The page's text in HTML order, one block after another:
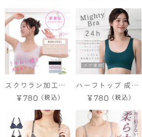
M L LL 3L 大きい
サイズ 楽ブラ らく
ブラ 楽ちん ブラ
快適 昼夜兼用 スポ
ーツブラ おやすみ
ブラ ナイトブラ 育
乳 授乳 ブラトップ
ジュニア マタニテ
垂れない 脇高 脇肉
ストレスフリー
スクワラン加工成
型ブラ【美容液イ
ンナー】
￥780
ハーフトップ 成型
ブラ リブ素材【マ
イティブラ】M L
LL 3L
￥780